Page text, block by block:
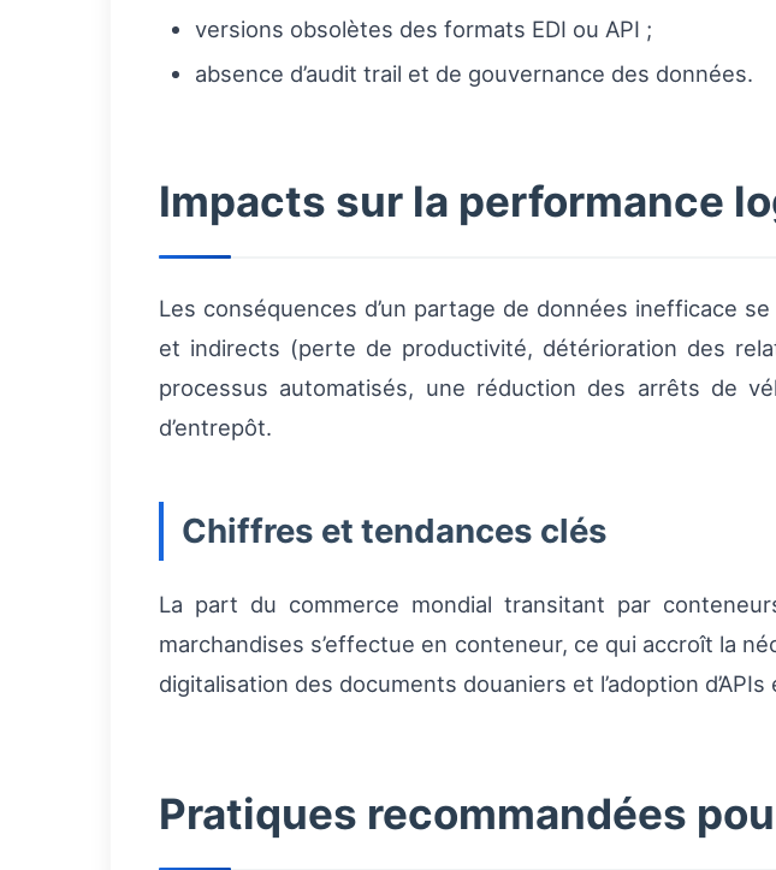
versions obsolètes des formats EDI ou API ;
absence d’audit trail et de gouvernance des données.
Impacts sur la performance
Les conséquences d’un partage de données inefficace
et indirects (perte de productivité, détérioration des
processus automatisés, une réduction des arrêts de
d’entrepôt.
Chiffres et tendances clés
La part du commerce mondial transitant par
marchandises s’effectue en conteneur, ce qui accroît la
digitalisation des documents douaniers et l’adoption
Pratiques recommandées